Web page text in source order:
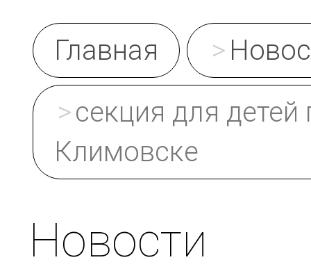
Главная
секция для
Климовске
Новости